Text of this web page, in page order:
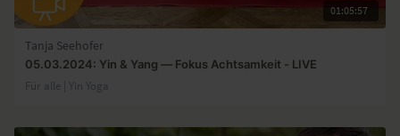
01:05:57
Tanja Seehofer
05.03.2024: Yin & Yang — Fokus Achtsamkeit - LIVE
Für alle | Yin Yoga